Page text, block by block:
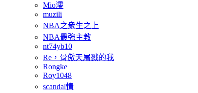
Mio澪
muzili
NBA之衆生之上
NBA最強主教
nt74yb10
Re，骨傲天屠戮的我
Rongke
Roy1048
scandal情